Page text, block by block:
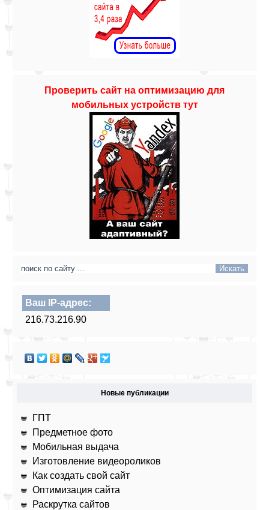
Проверить сайт на оптимизацию для
мобильных устройств тут
Ваш IP-адрес:
216.73.216.90
Новые публикации
ГПТ
Предметное фото
Мобильная выдача
Изготовление видеороликов
Как создать свой сайт
Оптимизация сайта
Раскрутка сайтов